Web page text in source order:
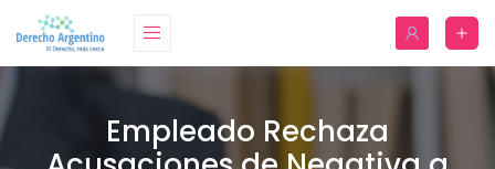
Empleado Rechaza